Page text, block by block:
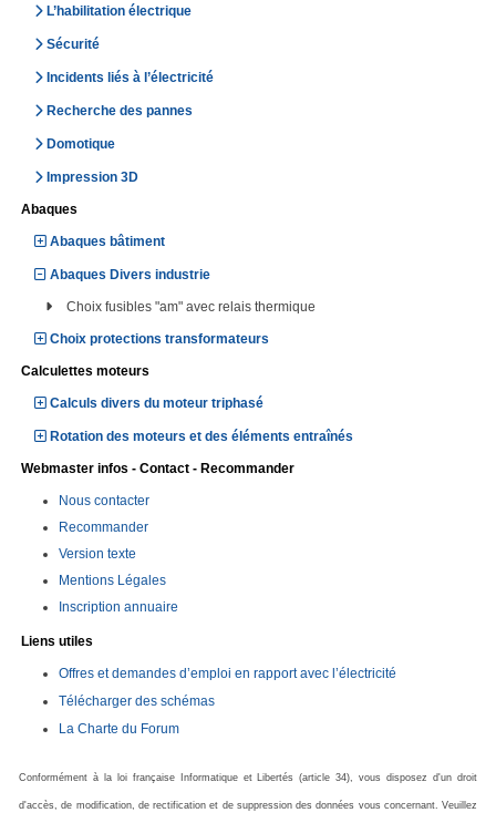
L’habilitation électrique
Sécurité
Incidents liés à l’électricité
Recherche des pannes
Domotique
Impression 3D
Abaques
Abaques bâtiment
Abaques Divers industrie
Choix fusibles "am" avec relais thermique
Choix protections transformateurs
Calculettes moteurs
Calculs divers du moteur triphasé
Rotation des moteurs et des éléments entraînés
Webmaster infos - Contact - Recommander
Nous contacter
Recommander
Version texte
Mentions Légales
Inscription annuaire
Liens utiles
Offres et demandes d’emploi en rapport avec l’électricité
Télécharger des schémas
La Charte du Forum
Conformément à la loi française Informatique et Libertés (article 34), vous disposez d'un droit
d'accès, de modification, de rectification et de suppression des données vous concernant. Veuillez